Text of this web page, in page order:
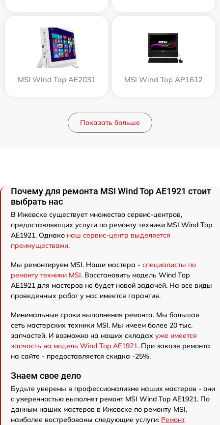
MSI Wind Top AE2031 MSI Wind Top AP1612
Показать больше
Почему для ремонта MSI Wind Top AE1921 стоит
выбрать нас
В Ижевске существует множество сервис-центров,
предоставляющих услуги по ремонту техники MSI Wind Top
AE1921. Однако наш сервис-центр выделяется
преимуществами.
Мы ремонтируем MSI. Наши мастера - специалисты по
ремонту техники MSI. Восстановить модель Wind Top
AE1921 для мастеров не будет новой задачей. На все виды
проведенных работ у нас имеется гарантия.
Минимальные сроки выполнения ремонта. Мы большая
сеть мастерских техники MSI. Мы имеем более 20 тыс.
запчастей. И возможно на наших складах уже имеется
запчасть на модель Wind Top AE1921. При заказе ремонта
на сайте - предоставляется скидка -25%.
Знаем свое дело
Будьте уверены в профессионализме наших мастеров - они
с уверенностью выполнят ремонт MSI Wind Top AE1921. По
данным наших мастеров в Ижевске по ремонту MSI,
наиболее востребованы следующие услуги: Ремонт